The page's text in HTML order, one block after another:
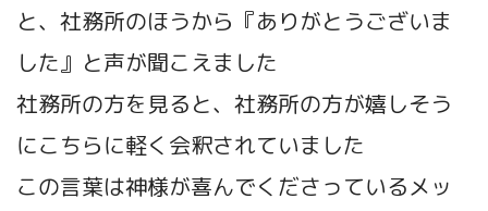
と、社務所のほうから『ありがとうございま
した』と声が聞こえました
社務所の方を見ると、社務所の方が嬉しそう
にこちらに軽く会釈されていました
この言葉は神様が喜んでくださっているメッ